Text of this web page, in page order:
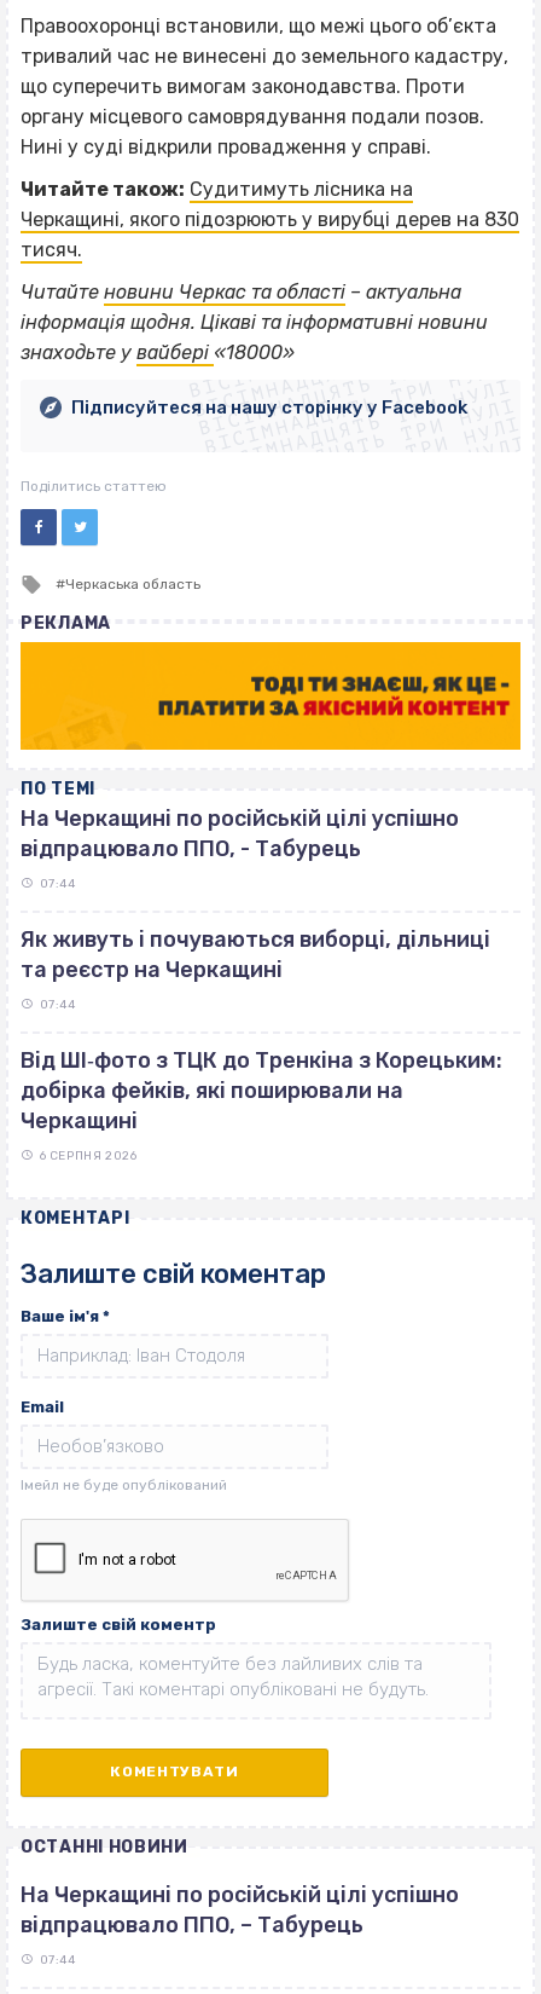
Правоохоронці встановили, що межі цього об’єкта
тривалий час не винесені до земельного кадастру,
що суперечить вимогам законодавства. Проти
органу місцевого самоврядування подали позов.
Нині у суді відкрили провадження у справі.
Читайте також: Судитимуть лісника на
Черкащині, якого підозрюють у вирубці дерев на 830
тисяч.
Читайте новини Черкас та області – актуальна
інформація щодня. Цікаві та інформативні новини
знаходьте у вайбері «18000»
ВІСІМНАДЦЯТЬ ТРИ НУЛІ
ВІСІМНАДЦЯТЬ ТРИ НУЛІ
ВІСІМНАДЦЯТЬ ТРИ НУЛІ
ВІСІМНАДЦЯТЬ ТРИ НУЛІ
ВІСІМНАДЦЯТЬ ТРИ НУЛІ
ВІСІМНАДЦЯТЬ ТРИ НУЛІ
ВІСІМНАДЦЯТЬ ТРИ НУЛІ
ВІСІМНАДЦЯТЬ ТРИ НУЛІ
Підписуйтеся на нашу сторінку у Facebook
Поділитись статтею
Tagged
Черкаська область
РЕКЛАМА
ПО ТЕМІ
На Черкащині по російській цілі успішно
відпрацювало ППО, - Табурець
07:44
Як живуть і почуваються виборці, дільниці
та реєстр на Черкащині
07:44
Від ШІ‐фото з ТЦК до Тренкіна з Корецьким:
добірка фейків, які поширювали на
Черкащині
6 СЕРПНЯ 2026
КОМЕНТАРІ
Залиште свій коментар
Ваше ім'я *
Email
Залиште свій коментр
ОСТАННІ НОВИНИ
На Черкащині по російській цілі успішно
відпрацювало ППО, – Табурець
07:44